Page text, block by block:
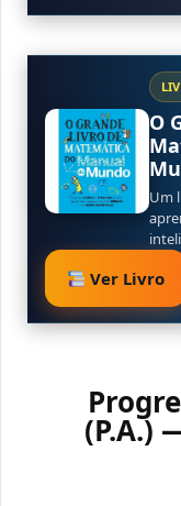
O
Um
Ver Livro
(P.A.)